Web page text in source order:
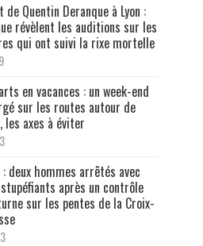
de Quentin Deranque à Lyon :
révèlent les auditions sur les
qui ont suivi la rixe mortelle
en vacances : un week-end
sur les routes autour de
les axes à éviter
: deux hommes arrêtés avec
après un contrôle
sur les pentes de la Croix-